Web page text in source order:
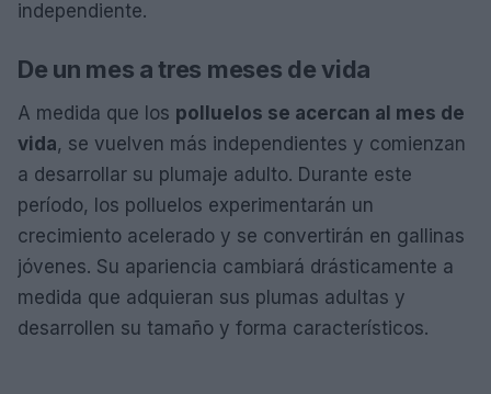
independiente.
De un mes a tres meses de vida
A medida que los polluelos se acercan al mes de
vida, se vuelven más independientes y comienzan
a desarrollar su plumaje adulto. Durante este
período, los polluelos experimentarán un
crecimiento acelerado y se convertirán en gallinas
jóvenes. Su apariencia cambiará drásticamente a
medida que adquieran sus plumas adultas y
desarrollen su tamaño y forma característicos.